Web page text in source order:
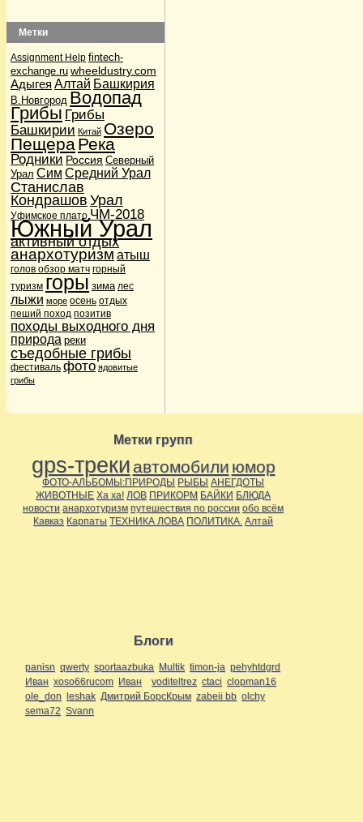
Грибные места
Дары природы(36)
По грибы да по ягоды(32)
По грибы да по ягоды(1)
Рыбалка(2)
Дела семейные(2)
Дети в походе(36)
Дикие звери(1)
Карты и навигация(3)
Навигаторы GPS(2)
Кулинария(8)
Подножный корм(2)
Лыжи и сноуборды
Лыжи и сноуборды(1)
Мы(16048)
Наши питомцы(3)
Кошки(2)
Собаки(1)
Новости(21)
Поговорим о сайте(4)
Происшествия(5)
Терки (1)
Шутки и юмор(2)
Пешеходы (10)
Привал(5)
Фото- и видеосъемка(1)
Природа(112)
Водопады
Ближние вылазки (126)
Дальние страны(11)
Около города(16)
По стране(15)
Регионы(63)
Поволжье (47)
Спелеология(20)
Сплавщики(8)
Творчество (6)
Творчество. (2)
Технические средства
Метки
Assignment Help fintech-
exchange.ru wheeldustry.com
Адыгея Алтай Башкирия
В.Новгород Водопад
Грибы Грибы
Башкирии Китай Озеро
ПещераРека
Родники Россия Северный
Урал Сим Средний Урал
Станислав
Кондрашов Урал
Уфимское плато ЧМ-2018
Южный Урал
активный отдых
анархотуризм атыш
голов обзор матч горный
туризм горы зима лес
лыжи море осень отдых
пеший поход позитив
походы выходного дня
природа реки
съедобные грибы
фестиваль фото ядовитые
грибы
Метки групп
gps-треки автомобили юмор
ФОТО-АЛЬБОМЫ:ПРИРОДЫ РЫБЫ АНЕГДОТЫ
ЖИВОТНЫЕ Ха ха! ЛОВ ПРИКОРМ БАЙКИ БЛЮДА
новости анархотуризм путешествия по россии обо всём
Кавказ Карпаты ТЕХНИКА ЛОВА ПОЛИТИКА. Алтай
Блоги
panisn qwerty sportaazbuka Multik timon-ja pehyhtdgrd
Иван xoso66rucom Иван voditeltrez ctaci clopman16
ole_don leshak Дмитрий БорсКрым zabeii bb olchy
sema72 Svann